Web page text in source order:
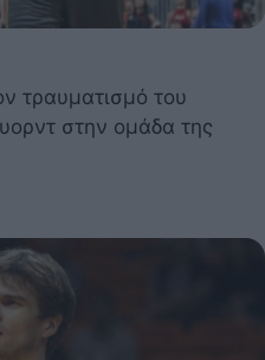
τραυματισμό του
στην ομάδα της